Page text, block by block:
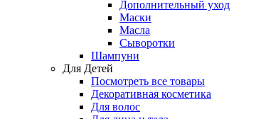
Дополнительный уход
Маски
Масла
Сыворотки
Шампуни
Для Детей
Посмотреть все товары
Декоративная косметика
Для волос